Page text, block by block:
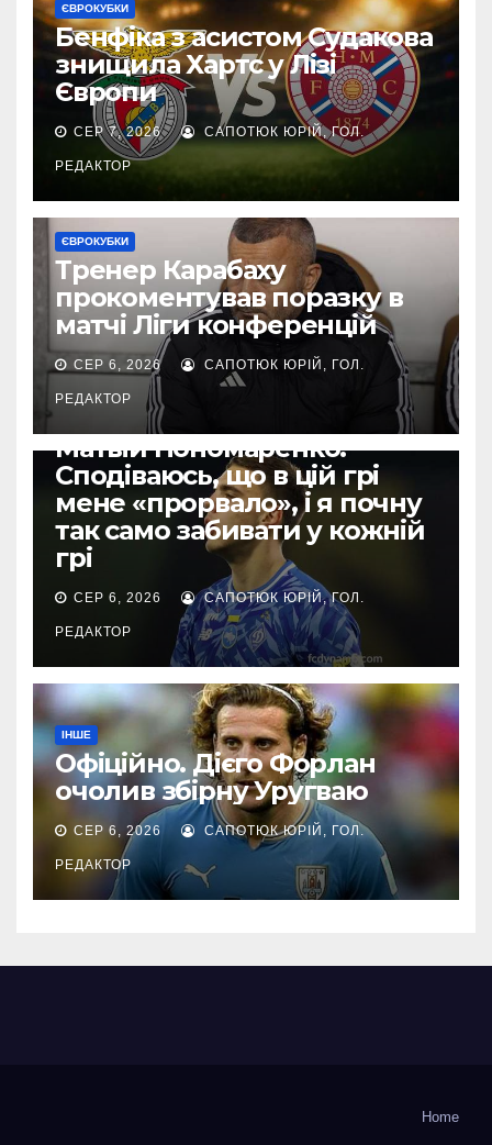
ЄВРОКУБКИ
Бенфіка з асистом Судакова
знищила Хартс у Лізі
Європи
СЕР 7, 2026 САПОТЮК ЮРІЙ, ГОЛ.
РЕДАКТОР
ЄВРОКУБКИ
Тренер Карабаху
прокоментував поразку в
матчі Ліги конференцій
СЕР 6, 2026 САПОТЮК ЮРІЙ, ГОЛ.
РЕДАКТОР
Матвій Пономаренко:
Сподіваюсь, що в цій грі
мене «прорвало», і я почну
так само забивати у кожній
грі
СЕР 6, 2026 САПОТЮК ЮРІЙ, ГОЛ.
РЕДАКТОР
ІНШЕ
Офіційно. Дієго Форлан
очолив збірну Уругваю
СЕР 6, 2026 САПОТЮК ЮРІЙ, ГОЛ.
РЕДАКТОР
Home